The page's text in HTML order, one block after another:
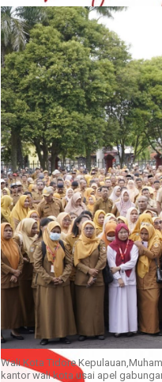
Wali Kota Tidore
kantor wali kota usai apel